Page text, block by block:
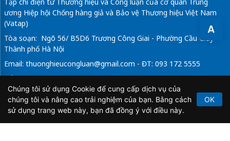
A
ương Hiệp hội Chống hàng giả và Bảo vệ Thương hiệu Việt Nam
(Vatap)
Tòa soạn: Ngõ 56/ B5D6 Trương Công Giai - Phường Cầu Giấy -
Thành phố Hà Nội
Email: thuonghieucongluan@gmail.com - ĐT: 093 172 5555
Tổng Biên Tập: Vũ Đức Thuận
Giấy phép hoạt động báo chí điện tử số 64/GP-BTTTT do Bộ
Thông tin và Truyền thông cấp ngày 21/2/2020.
Chúng tôi sử dụng Cookie để cung cấp dịch vụ của
chúng tôi và nâng cao trải nghiệm của bạn. Bằng cách
sử dụng trang web này, bạn đã đồng ý với điều này.
OK